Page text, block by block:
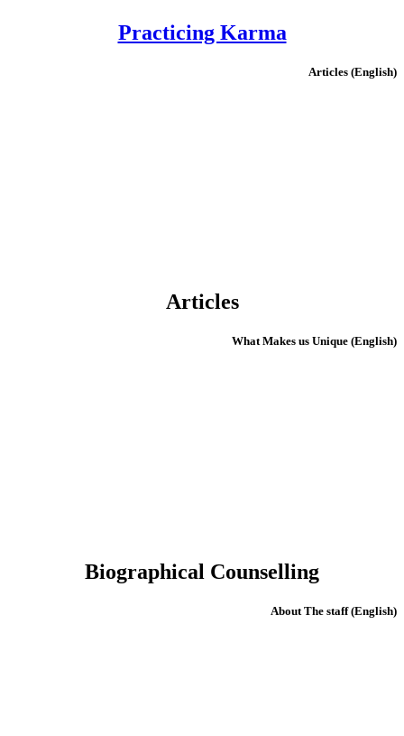
Practicing Karma
(English) Articles
Articles
(English) What Makes us Unique
Biographical Counselling
(English) About The staff